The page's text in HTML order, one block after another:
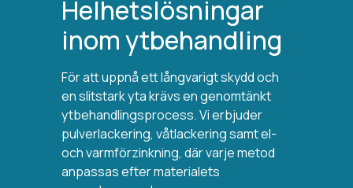
Helhetslösningar
inom ytbehandling
För att uppnå ett långvarigt skydd och
en slitstark yta krävs en genomtänkt
ytbehandlingsprocess. Vi erbjuder
pulverlackering, våtlackering samt el-
och varmförzinkning, där varje metod
anpassas efter materialets